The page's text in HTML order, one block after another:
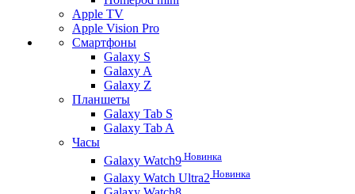
Apple TV
Apple Vision Pro
Смартфоны
Galaxy S
Galaxy A
Galaxy Z
Планшеты
Galaxy Tab S
Galaxy Tab A
Часы
Galaxy Watch9 Новинка
Galaxy Watch Ultra2 Новинка